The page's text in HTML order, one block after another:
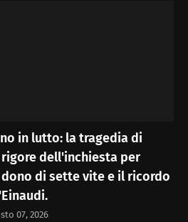
in lutto: la tragedia di
rigore dell'inchiesta per
di sette vite e il ricordo
07, 2026